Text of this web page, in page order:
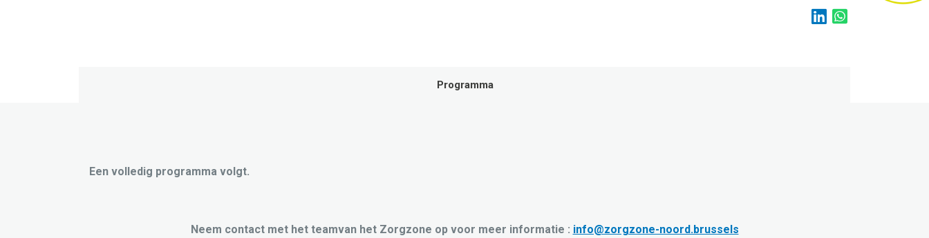
Programma
Een volledig programma volgt.
Neem contact met het teamvan het Zorgzone op voor meer informatie : info@zorgzone-noord.brussels